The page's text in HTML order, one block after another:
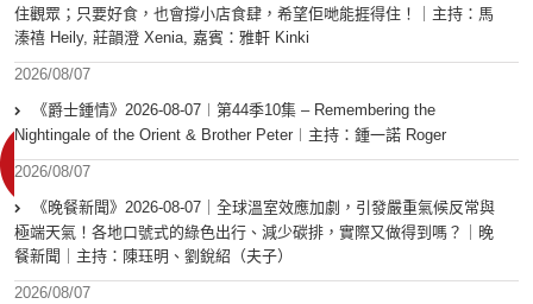
住觀眾；只要好食，也會撐小店食肆，希望佢哋能捱得住！｜主持：馬
溱禧 Heily, 莊韻澄 Xenia, 嘉賓：雅軒 Kinki
2026/08/07
《爵士鍾情》2026-08-07︱第44季10集 – Remembering the
Nightingale of the Orient & Brother Peter︱主持：鍾一諾 Roger
2026/08/07
《晚餐新聞》2026-08-07｜全球溫室效應加劇，引發嚴重氣候反常與
極端天氣！各地口號式的綠色出行、減少碳排，實際又做得到嗎？｜晚
餐新聞｜主持：陳珏明、劉銳紹（夫子）
2026/08/07